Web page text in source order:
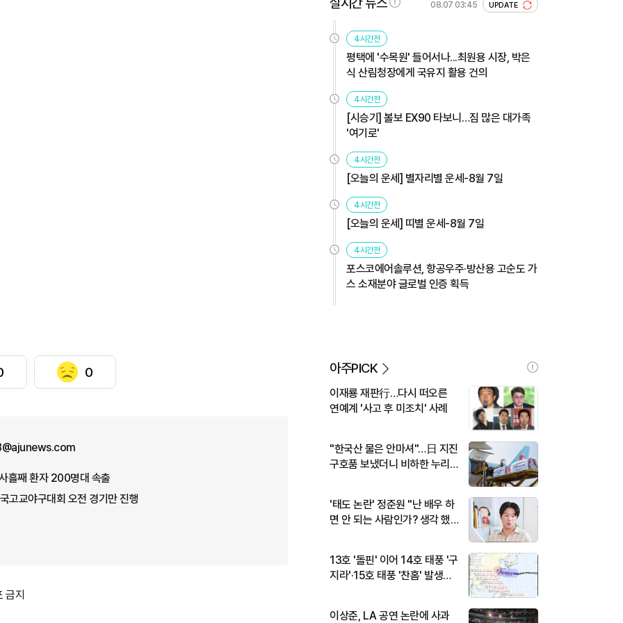
0
흘째 환자 200명대 속출
고교야구대회 오전 경기만 진행
금지
08.07 03:45 UPDATE
4시간전
평택에 '수목원' 들어서나...최원용 시장, 박은
식 산림청장에게 국유지 활용 건의
4시간전
[시승기] 볼보 EX90 타보니…짐 많은 대가족
'여기로'
4시간전
[오늘의 운세] 별자리별 운세-8월 7일
4시간전
[오늘의 운세] 띠별 운세-8월 7일
4시간전
포스코에어솔루션, 항공우주·방산용 고순도 가
스 소재분야 글로벌 인증 획득
아주PICK
이재룡 재판行…다시 떠오른
연예계 '사고 후 미조치' 사례
"한국산 물은 안마셔"…日 지진
구호품 보냈더니 비하한 누리
'태도 논란' 정준원 "난 배우 하
면 안 되는 사람인가? 생각 했
13호 '돌핀' 이어 14호 태풍 '구
지라'·15호 태풍 '찬홈' 발생…
이상준, LA 공연 논란에 사과